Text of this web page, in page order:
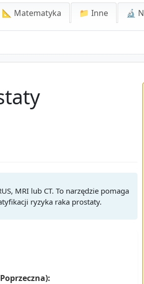
📐 Matematyka 📁 Inne 🔬
MRI lub CT. To narzędzie pomaga
ryzyka raka prostaty.